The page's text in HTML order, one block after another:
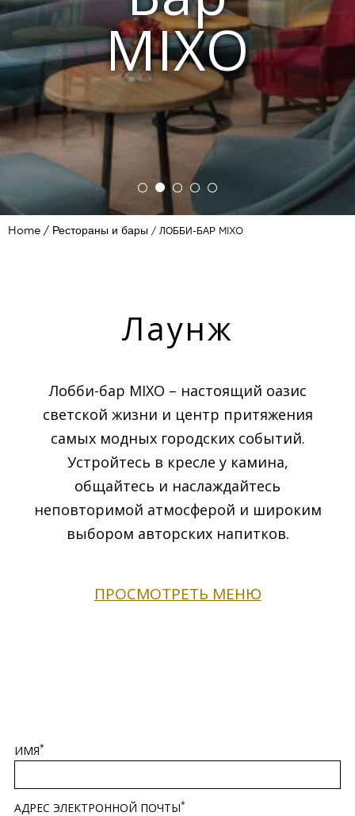
MIXO
Home Рестораны и бары ЛОББИ-БАР MIXO
Лаунж
Лобби-бар MIXO – настоящий оазис
светской жизни и центр притяжения
самых модных городских событий.
Устройтесь в кресле у камина,
общайтесь и наслаждайтесь
неповторимой атмосферой и широким
выбором авторских напитков.
ПРОСМОТРЕТЬ МЕНЮ
ИМЯ*
АДРЕС ЭЛЕКТРОННОЙ ПОЧТЫ*